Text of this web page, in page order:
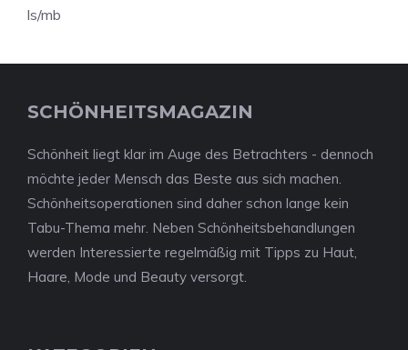
ls/mb
SCHÖNHEITSMAGAZIN
Schönheit liegt klar im Auge des Betrachters - dennoch
möchte jeder Mensch das Beste aus sich machen.
Schönheitsoperationen sind daher schon lange kein
Tabu-Thema mehr. Neben Schönheitsbehandlungen
werden Interessierte regelmäßig mit Tipps zu Haut,
Haare, Mode und Beauty versorgt.